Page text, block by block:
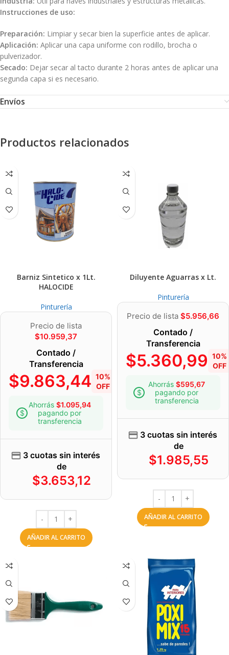
Instrucciones de uso:
Preparación: Limpiar y secar bien la superficie antes de aplicar.
Aplicación: Aplicar una capa uniforme con rodillo, brocha o
pulverizador.
Secado: Dejar secar al tacto durante 2 horas antes de aplicar una
segunda capa si es necesario.
Envíos
Productos relacionados
Barniz Sintetico x 1Lt.
HALOCIDE
Pinturería
Precio de lista
$10.959,37
Contado /
Transferencia
$9.863,44 10%
OFF
Ahorrás $1.095,94
pagando por
transferencia
3 cuotas sin interés
de
$3.653,12
AÑADIR AL CARRITO
Diluyente Aguarras x Lt.
Pinturería
Precio de lista $5.956,66
Contado /
Transferencia
$5.360,99 10%
OFF
Ahorrás $595,67
pagando por
transferencia
3 cuotas sin interés
de
$1.985,55
AÑADIR AL CARRITO